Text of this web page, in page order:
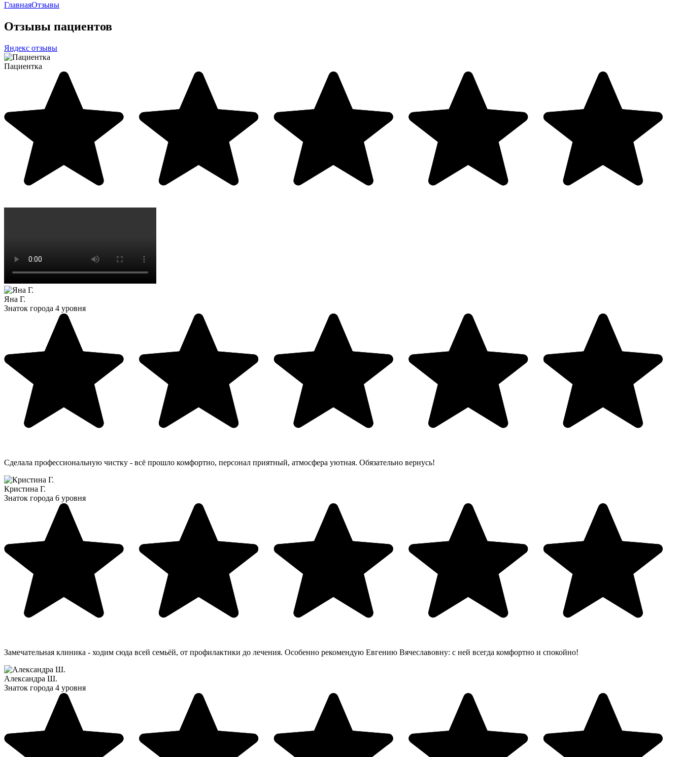
ГлавнаяОтзывы
Отзывы пациентов
Яндекс отзывы
Пациентка
Яна Г.
Знаток города 4 уровня
Сделала профессиональную чистку - всё прошло комфортно, персонал приятный, атмосфера уютная. Обязательно вернусь!
Кристина Г.
Знаток города 6 уровня
Замечательная клиника - ходим сюда всей семьёй, от профилактики до лечения. Особенно рекомендую Евгению Вячеславовну: с ней всегда комфортно и спокойно!
Александра Ш.
Знаток города 4 уровня